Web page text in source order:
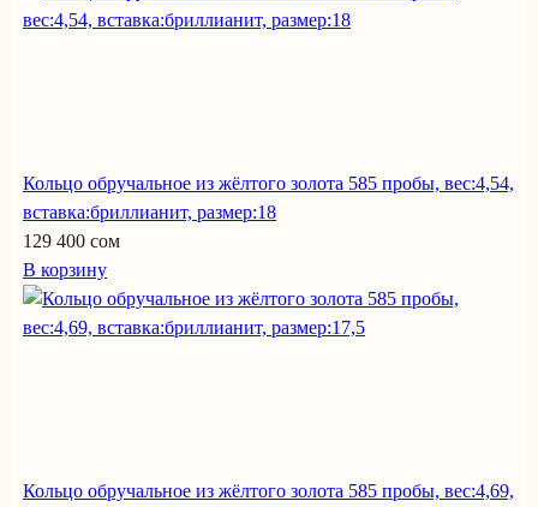
Кольцо обручальное из жёлтого золота 585 пробы, вес:4,54,
вставка:бриллианит, размер:18
129 400 сом
В корзину
Кольцо обручальное из жёлтого золота 585 пробы, вес:4,69,